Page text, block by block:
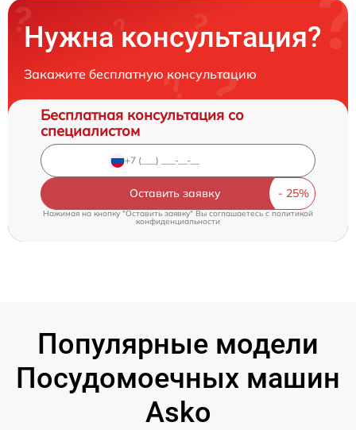
Нужна консультация?
Закажите бесплатную консультацию
Бесплатная консультация со
специалистом
Оставить заявку
Нажимая на кнопку "Оставить заявку" Вы соглашаетесь cполитикой
конфиденциальности
Популярные модели
Посудомоечных машин
Asko